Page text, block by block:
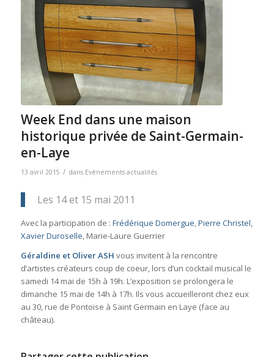
Week End dans une maison
historique privée de Saint-Germain-
en-Laye
13 avril 2015 / dans Evénements actualités
Les 14 et 15 mai 2011
Avec la participation de : Frédérique Domergue,Pierre Christel,
Xavier Duroselle, Marie-Laure Guerrier
Géraldine et Oliver ASH vous invitent à la rencontre
d’artistes créateurs coup de coeur, lors d’un cocktail musical le
samedi 14 mai de 15h à 19h. L’exposition se prolongera le
dimanche 15 mai de 14h à 17h. Ils vous accueilleront chez eux
au 30, rue de Pontoise à Saint Germain en Laye (face au
château).